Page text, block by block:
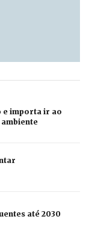
e importa ir ao
ambiente
até 2030